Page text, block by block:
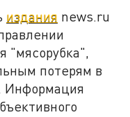
издания news.ru
"мясорубка",
потерям в
Информация